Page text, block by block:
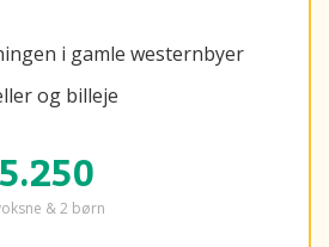
i gamle westernbyer
og billeje
& 2 børn